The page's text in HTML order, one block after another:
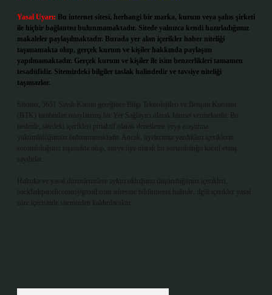
Yasal Uyarı: Bu internet sitesi, herhangi bir marka, kurum veya şahıs şirketi
ile hiçbir bağlantısı bulunmamaktadır. Sitede yalnızca kendi hazırladığımız
makaleler paylaşılmaktadır. Burada yer alan içerikler haber niteliği
taşımamakta olup, gerçek kurum ve kişiler hakkında paylaşım
yapılmamaktadır. Gerçek kurum ve kişiler ile isim benzerlikleri tamamen
tesadüfidir. Sitemizdeki bilgiler taslak halindedir ve tavsiye niteliği
taşımazlar.
Sitemiz, 5651 Sayılı Kanun gereğince Bilgi Teknolojileri ve İletişim Kurumu
(BTK) tarafından onaylanmış bir Yer Sağlayıcı olarak hizmet vermektedir. Bu
nedenle, sitedeki içerikleri proaktif olarak denetleme veya araştırma
yükümlülüğümüz bulunmamaktadır. Ancak, üyelerimiz yazdıkları içeriklerin
sorumluluğunu taşımakta olup, siteye üye olarak bu sorumluluğu kabul etmiş
sayılırlar.
Hukuka ve yasal düzenlemelere aykırı olduğunu düşündüğünüz içerikleri,
backlinkpanelicomtr@gmail.com
adresine bildirmeniz halinde, ilgili içerikler yasal
süre içerisinde sitemizden kaldırılacaktır.